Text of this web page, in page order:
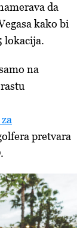
da
kako bi
lokacija.
na
pretvara